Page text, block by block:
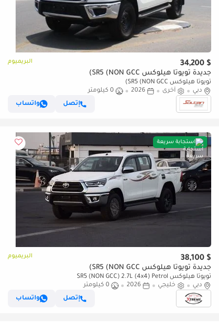
$ 34,200 البريميوم
جديدة تويوتا هيلوكس SR5 (NON GCC)
تويوتا هيلوكس SR5 (NON GCC)
دبي
أخرى 2026
0 كيلومتر
إتصل
واتساب
استجابة سريعة
$ 38,100 البريميوم
جديدة تويوتا هيلوكس SR5 (NON GCC)
تويوتا هيلوكس SR5 (NON GCC) 2.7L (4x4) Petrol
دبي
خليجي 2026
0 كيلومتر
إتصل
واتساب